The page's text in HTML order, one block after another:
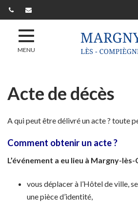
MENU
Acte de décès
A qui peut être délivré un acte ? toute
Comment obtenir un acte ?
L’événement a eu lieu à Margny-
vous déplacer à l’Hôtel de ville,
une pièce d’identité,